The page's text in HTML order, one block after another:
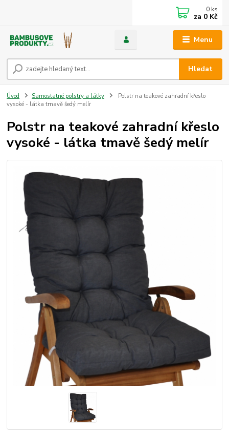
Menu
Hledat
0 ks
za 0 Kč
Úvod Samostatné polstry a látky
Polstr na teakové zahradní křeslo
vysoké - látka tmavě šedý melír
Polstr na teakové zahradní křeslo
vysoké - látka tmavě šedý melír